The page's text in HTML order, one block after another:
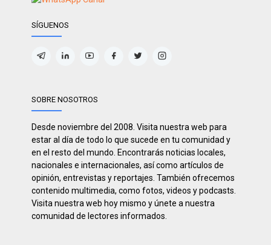
SÍGUENOS
SOBRE NOSOTROS
Desde noviembre del 2008. Visita nuestra web para
estar al día de todo lo que sucede en tu comunidad y
en el resto del mundo. Encontrarás noticias locales,
nacionales e internacionales, así como artículos de
opinión, entrevistas y reportajes. También ofrecemos
contenido multimedia, como fotos, videos y podcasts.
Visita nuestra web hoy mismo y únete a nuestra
comunidad de lectores informados.